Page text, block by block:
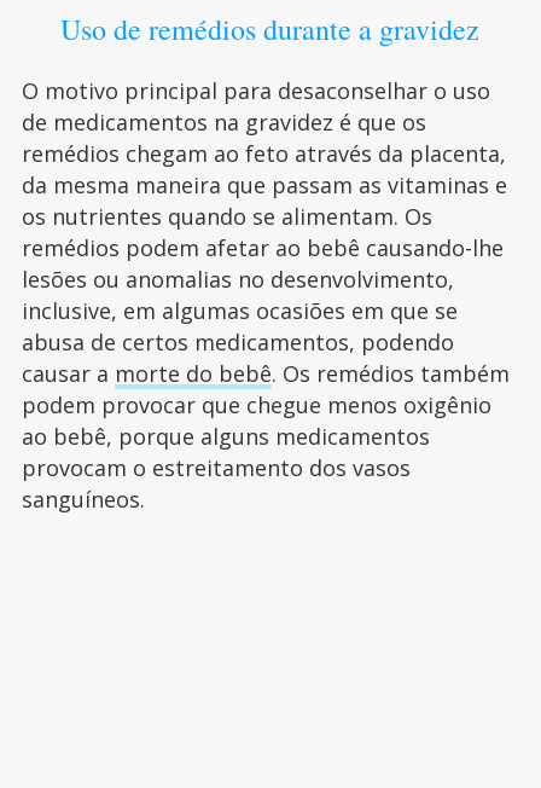
Uso de remédios durante a gravidez
O motivo principal para desaconselhar o uso
de medicamentos na gravidez é que os
remédios chegam ao feto através da placenta,
da mesma maneira que passam as vitaminas e
os nutrientes quando se alimentam. Os
remédios podem afetar ao bebê causando-lhe
lesões ou anomalias no desenvolvimento,
inclusive, em algumas ocasiões em que se
abusa de certos medicamentos, podendo
causar a morte do bebê. Os remédios também
podem provocar que chegue menos oxigênio
ao bebê, porque alguns medicamentos
provocam o estreitamento dos vasos
sanguíneos.